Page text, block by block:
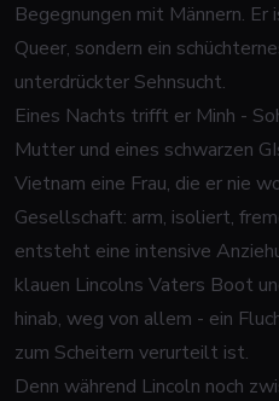
Begegnungen mit Männern.
Queer, sondern ein
unterdrückter Sehnsucht.
Eines Nachts trifft er Minh -
Mutter und eines schwarzen
Vietnam eine Frau, die er nie
Gesellschaft: arm, isoliert,
entsteht eine intensive
klauen Lincolns Vaters Boot
hinab, weg von allem - ein
zum Scheitern verurteilt ist.
Denn während Lincoln noch